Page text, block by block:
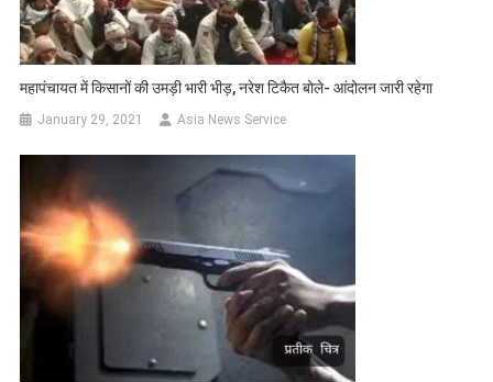
महापंचायत में किसानों की उमड़ी भारी भीड़, नरेश टिकैत बोले- आंदोलन जारी रहेगा
January 29, 2021 Asia News Service